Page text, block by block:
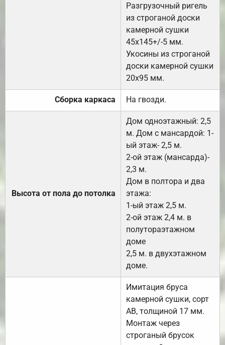
Разгрузочный ригель
из строганой доски
камерной сушки
45х145+/-5 мм.
Укосины из строганой
доски камерной сушки
20х95 мм.
Сборка каркаса На гвозди.
Высота от пола до потолка
Дом одноэтажный: 2,5
м. Дом с мансардой: 1-
ый этаж- 2,5 м.
2-ой этаж (мансарда)-
2,3 м.
Дом в полтора и два
этажа:
1-ый этаж 2,5 м.
2-ой этаж 2,4 м. в
полутораэтажном
доме
2,5 м. в двухэтажном
доме.
Имитация бруса
камерной сушки, сорт
АВ, толщиной 17 мм.
Монтаж через
строганый брусок